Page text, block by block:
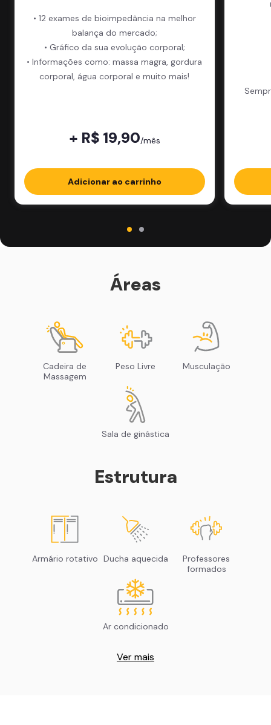
• 12 exames de bioimpedância na melhor
balança do mercado;
• Gráfico da sua evolução corporal;
• Informações como: massa magra, gordura
corporal, água corporal e muito mais!
+ R$ 19,90/mês
Adicionar ao carrinho
Áreas
Cadeira de
Massagem
Peso Livre Musculação
Sala de ginástica
Estrutura
Armário rotativo Ducha aquecida
Professores
formados
Ar condicionado
Ver mais